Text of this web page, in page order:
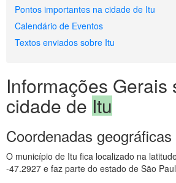
Pontos importantes na cidade de Itu
Calendário de Eventos
Textos enviados sobre Itu
Informações Gerais
cidade de Itu
Coordenadas geográficas
O município de Itu fica localizado na
-47.2927 e faz parte do estado de São